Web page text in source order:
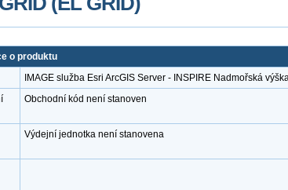
o produktu
IMAGE služba Esri ArcGIS Server - INSPIRE Nadmořská
Obchodní kód není stanoven
Výdejní jednotka není stanovena